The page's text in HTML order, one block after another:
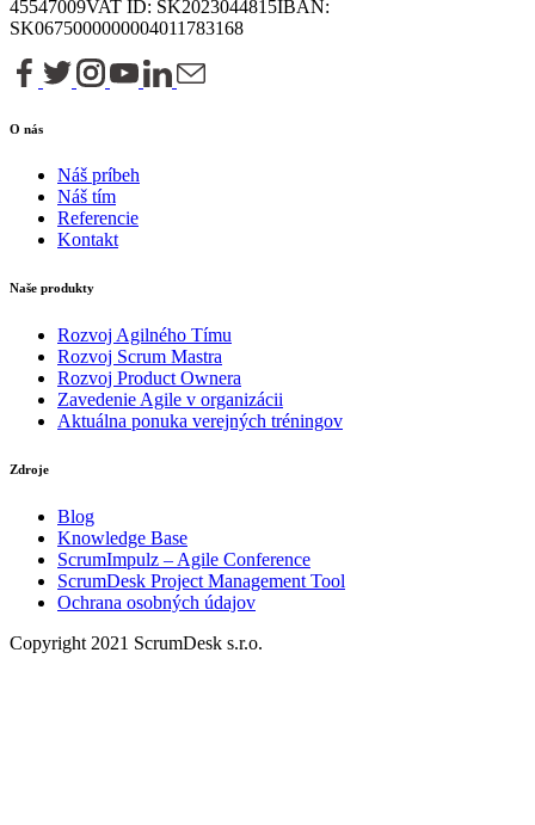
45547009VAT ID: SK2023044815IBAN:
SK0675000000004011783168
O nás
Náš príbeh
Náš tím
Referencie
Kontakt
Naše produkty
Rozvoj Agilného Tímu
Rozvoj Scrum Mastra
Rozvoj Product Ownera
Zavedenie Agile v organizácii
Aktuálna ponuka verejných tréningov
Zdroje
Blog
Knowledge Base
ScrumImpulz – Agile Conference
ScrumDesk Project Management Tool
Ochrana osobných údajov
Copyright 2021 ScrumDesk s.r.o.